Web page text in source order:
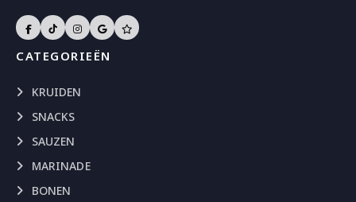
CATEGORIEËN
KRUIDEN
SNACKS
SAUZEN
MARINADE
BONEN